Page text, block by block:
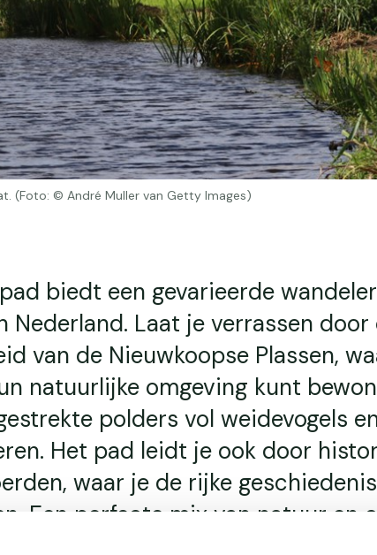
(Foto: © André Muller van Getty Images)
biedt een gevarieerde
Nederland. Laat je verrassen door
van de Nieuwkoopse Plassen,
natuurlijke omgeving kunt
polders vol weidevogels
Het pad leidt je ook door
waar je de rijke
Een perfecte mix van natuur en